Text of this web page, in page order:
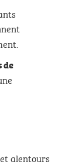
de
alentours